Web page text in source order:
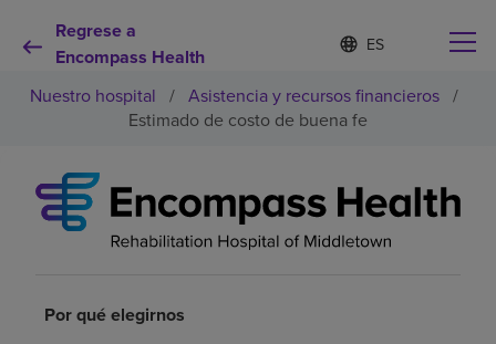
Regrese a
Encompass Health
Lista
de
idiomas
contraída
d
o
m
e
c
Por qué debe elegirnos
Servicios de rehabilitación
Pacientes y cuidadores
Nuestro hospital / Asistencia y recursos financieros /
Estimado de costo de buena fe
Por qué elegirnos